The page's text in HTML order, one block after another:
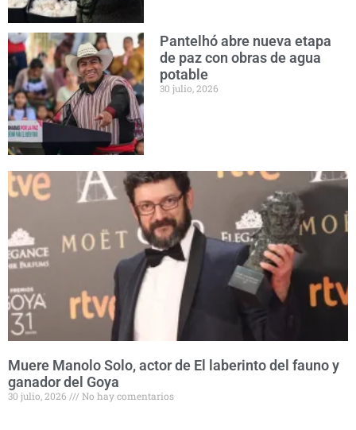
Pantelhó abre nueva etapa
de paz con obras de agua
potable
30 julio, 2026
Muere Manolo Solo, actor de El laberinto del fauno y
ganador del Goya
30 julio, 2026 No hay comentarios